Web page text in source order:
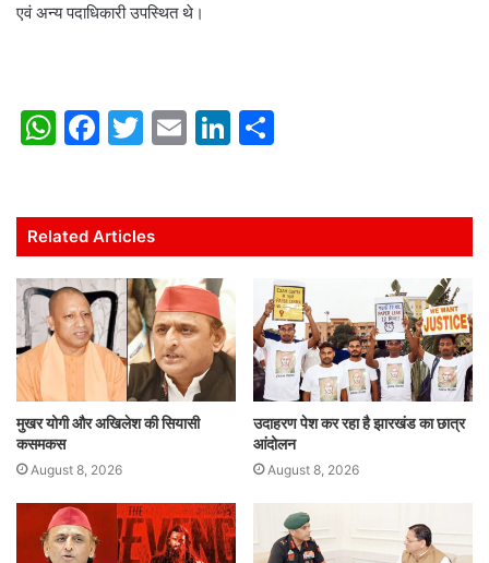
एवं अन्य पदाधिकारी उपस्थित थे।
W
s
A
p
p
F
e
b
o
o
k
T
er
E
l
Li
e
dI
n
e
Related Articles
मुखर योगी और अखिलेश की सियासी
कसमकस
August 8, 2026
उदाहरण पेश कर रहा है झारखंड का छात्र
आंदोलन
August 8, 2026